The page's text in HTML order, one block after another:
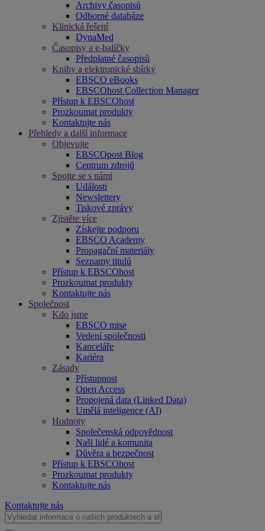
Archivy časopisů
Odborné databáze
Klinická řešení
DynaMed
Časopisy a e-balíčky
Předplatné časopisů
Knihy a elektronické sbírky
EBSCO eBooks
EBSCOhost Collection Manager
Přístup k EBSCOhost
Prozkoumat produkty
Kontaktujte nás
Přehledy a další informace
Objevujte
EBSCOpost Blog
Centrum zdrojů
Spojte se s námi
Události
Newslettery
Tiskové zprávy
Zjistěte více
Získejte podporu
EBSCO Academy
Propagační materiály
Seznamy titulů
Přístup k EBSCOhost
Prozkoumat produkty
Kontaktujte nás
Společnost
Kdo jsme
EBSCO mise
Vedení společnosti
Kanceláře
Kariéra
Zásady
Přístupnost
Open Access
Propojená data (Linked Data)
Umělá inteligence (AI)
Hodnoty
Společenská odpovědnost
Naši lidé a komunita
Důvěra a bezpečnost
Přístup k EBSCOhost
Prozkoumat produkty
Kontaktujte nás
Kontaktujte nás